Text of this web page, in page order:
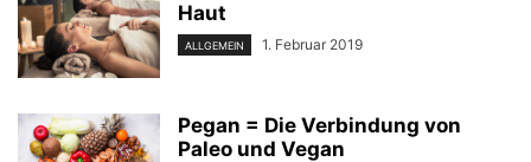
Haut
ALLGEMEIN 1. Februar 2019
Pegan = Die Verbindung von
Paleo und Vegan